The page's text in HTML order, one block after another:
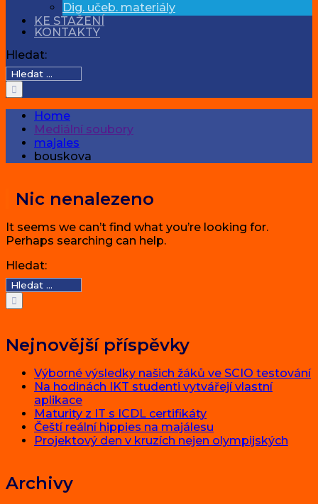
Dig. učeb. materiály
KE STAŽENÍ
KONTAKTY
Hledat:
Home
Mediální soubory
majales
bouskova
Nic nenalezeno
It seems we can’t find what you’re looking for.
Perhaps searching can help.
Hledat:
Nejnovější příspěvky
Výborné výsledky našich žáků ve SCIO testování
Na hodinách IKT studenti vytvářejí vlastní
aplikace
Maturity z IT s ICDL certifikáty
Čeští reální hippies na majálesu
Projektový den v kruzích nejen olympijských
Archivy